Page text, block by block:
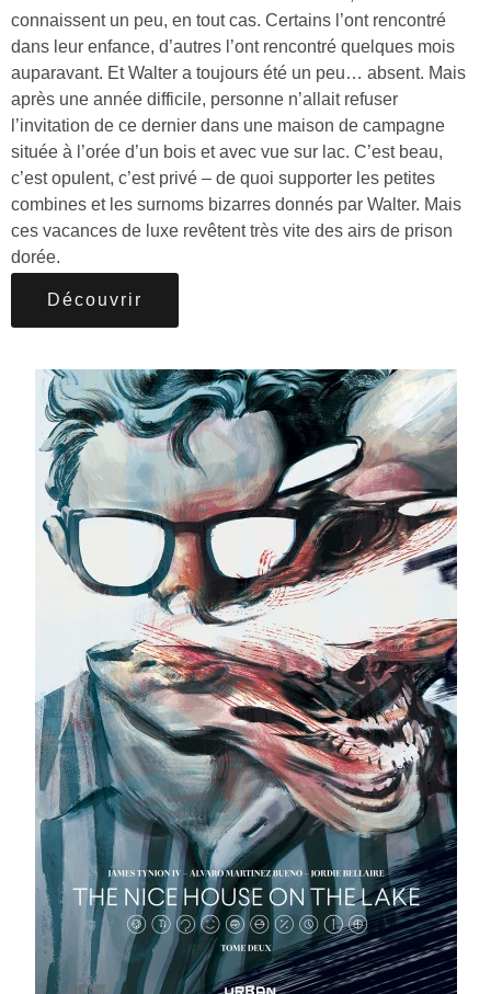
connaissent un peu, en tout cas. Certains l’ont rencontré
dans leur enfance, d’autres l’ont rencontré quelques mois
auparavant. Et Walter a toujours été un peu… absent. Mais
après une année difficile, personne n’allait refuser
l’invitation de ce dernier dans une maison de campagne
située à l’orée d’un bois et avec vue sur lac. C’est beau,
c’est opulent, c’est privé – de quoi supporter les petites
combines et les surnoms bizarres donnés par Walter. Mais
ces vacances de luxe revêtent très vite des airs de prison
dorée.
Découvrir